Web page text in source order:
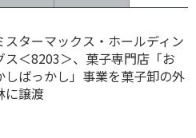
スターマックス・ホールディン
ス＜8203＞、菓子専門店「お
しばっかし」事業を菓子卸の外
に譲渡